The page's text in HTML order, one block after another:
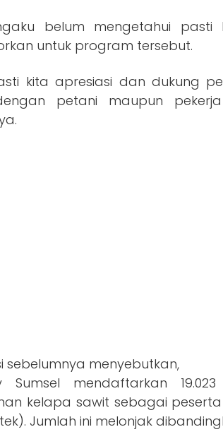
belum mengetahui
untuk program tersebut.
kita apresiasi dan dukung
petani maupun
sebelumnya menyebutkan,
Sumsel mendaftarkan
kelapa sawit sebagai
Jumlah ini melonjak